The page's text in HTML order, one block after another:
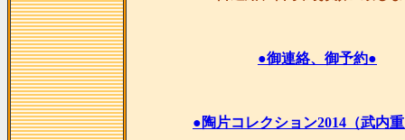
●御連絡、御予約●
●陶片コレクション2014（武内